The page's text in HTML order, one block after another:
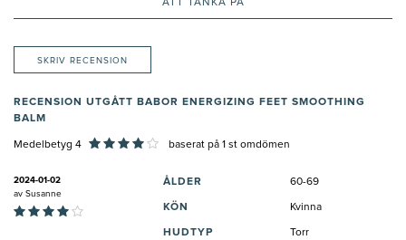
ATT TÄNKA PÅ
SKRIV RECENSION
RECENSION UTGÅTT BABOR ENERGIZING FEET SMOOTHING
BALM
Medelbetyg 4 baserat på 1 st omdömen
2024-01-02
av Susanne
ÅLDER 60-69
KÖN Kvinna
HUDTYP Torr